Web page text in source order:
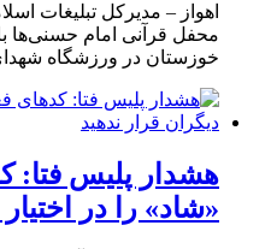
اهواز – مدیرکل تبلیغات
محفل قرآنی امام حسنی‌ها
خوزستان در ورزشگاه
هشدار پلیس فتا:
«شاد» را در